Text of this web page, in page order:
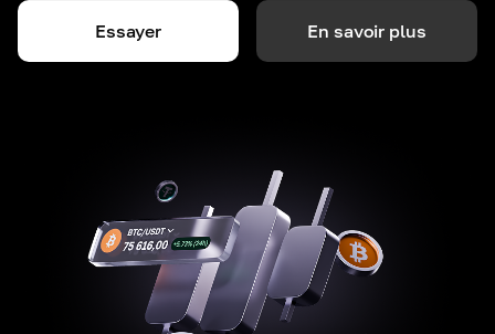
Essayer En savoir plus